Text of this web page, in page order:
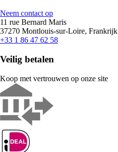
Neem contact op
11 rue Bernard Maris
37270 Montlouis-sur-Loire, Frankrijk
+33 1 86 47 62 58
Veilig betalen
Koop met vertrouwen op onze site